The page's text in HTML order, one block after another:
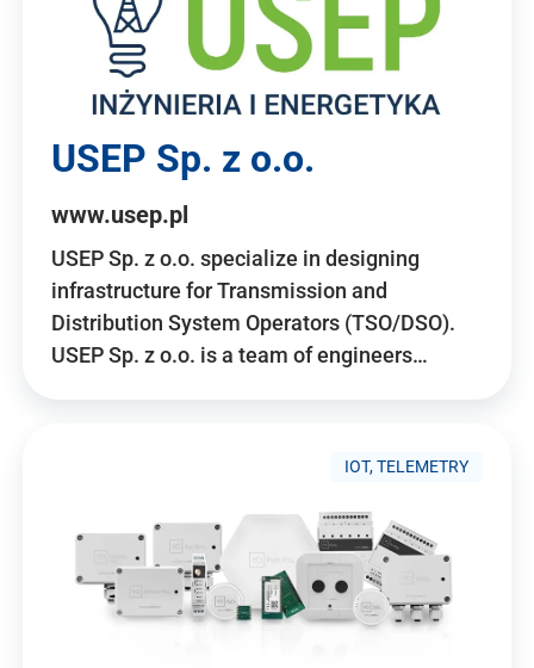
USEP Sp. z o.o.
www.usep.pl
USEP Sp. z o.o. specialize in designing
infrastructure for Transmission and
Distribution System Operators (TSO/DSO).
USEP Sp. z o.o. is a team of engineers…
IOT, TELEMETRY